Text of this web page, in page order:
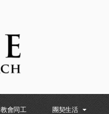
教會同工 團契生活